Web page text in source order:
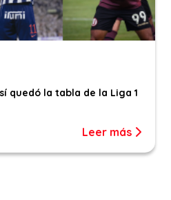
quedó la tabla de la Liga 1
Leer más